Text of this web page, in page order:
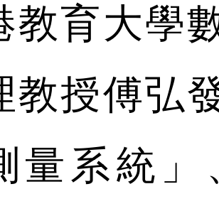
教育大學
教授傅弘
量系統